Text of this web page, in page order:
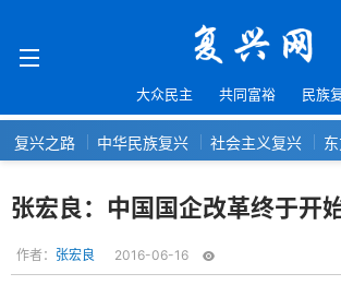
大众民主 共同富裕 民族
复兴之路 中华民族复兴 社会主义复兴
张宏良：中国国企改革终于开
作者： 张宏良 2016-06-16